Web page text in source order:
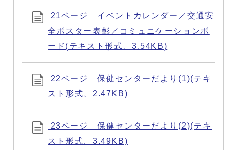
21ページ イベントカレンダー／交通安
全ポスター表彰／コミュニケーションボ
ード(テキスト形式、3.54KB)
22ページ 保健センターだより(1)(テキ
スト形式、2.47KB)
23ページ 保健センターだより(2)(テキ
スト形式、3.49KB)